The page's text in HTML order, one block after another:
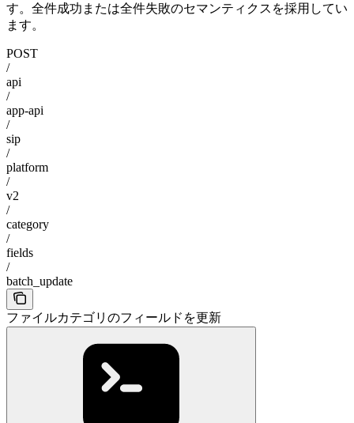
す。全件成功または全件失敗のセマンティクスを採用してい
ます。
POST
/
api
/
app-api
/
sip
/
platform
/
v2
/
category
/
fields
/
batch_update
ファイルカテゴリのフィールドを更新